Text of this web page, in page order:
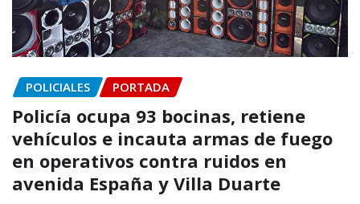
POLICIALES PORTADA
Policía ocupa 93 bocinas, retiene
vehículos e incauta armas de fuego
en operativos contra ruidos en
avenida España y Villa Duarte